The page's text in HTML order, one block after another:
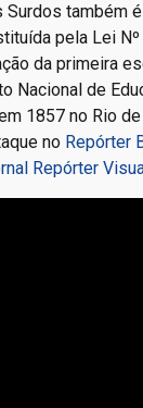
Surdos também
pela Lei
da primeira
Nacional de
1857 no Rio
no Repórter
Repórter